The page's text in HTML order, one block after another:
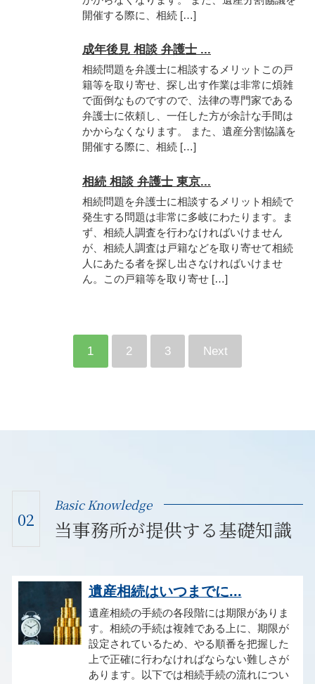
開催する際に、相続 […]
成年後見 相談 弁護士 ...
相続問題を弁護士に相談するメリットこの戸
籍等を取り寄せ、探し出す作業は非常に煩雑
で面倒なものですので、法律の専門家である
弁護士に依頼し、一任した方が余計な手間は
かからなくなります。 また、遺産分割協議を
開催する際に、相続 […]
相続 相談 弁護士 東京...
相続問題を弁護士に相談するメリット相続で
発生する問題は非常に多岐にわたります。ま
ず、相続人調査を行わなければいけません
が、相続人調査は戸籍などを取り寄せて相続
人にあたる者を探し出さなければいけませ
ん。この戸籍等を取り寄せ […]
1 2 3 Next
02
Basic Knowledge
当事務所が提供する基礎知識
遺産相続はいつまでに...
遺産相続の手続の各段階には期限がありま
す。相続の手続は複雑である上に、期限が
設定されているため、やる順番を把握した
上で正確に行わなければならない難しさが
あります。以下では相続手続の流れについ